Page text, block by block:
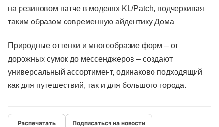
на резиновом патче в моделях KL/Patch, подчеркивая
таким образом современную айдентику Дома.
Природные оттенки и многообразие форм – от
дорожных сумок до мессенджеров – создают
универсальный ассортимент, одинаково подходящий
как для путешествий, так и для большого города.
Подписаться на новости